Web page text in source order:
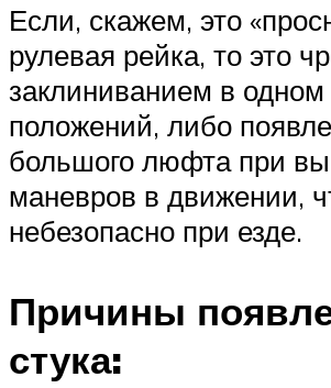
Если, скажем, это
рулевая рейка, то это
заклиниванием в одном
положений, либо
большого люфта при
маневров в движении,
небезопасно при езде.
Причины
стука: